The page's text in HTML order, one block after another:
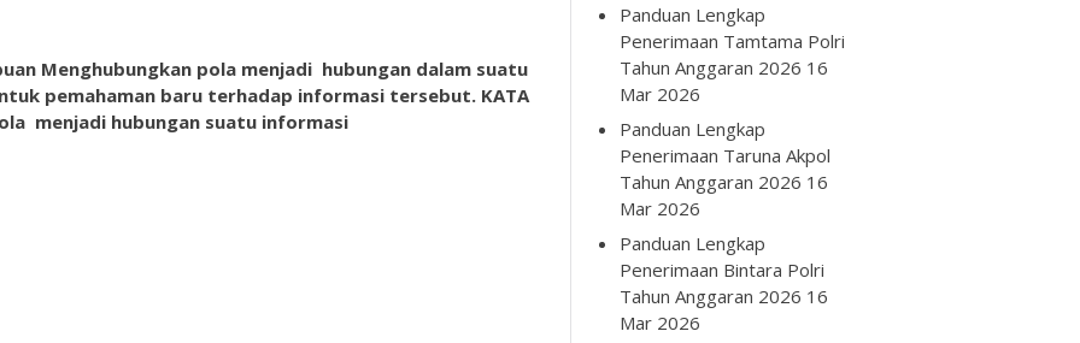
Menghubungkan pola menjadi hubungan dalam suatu
pemahaman baru terhadap informasi tersebut. KATA
menjadi hubungan suatu informasi
Panduan Lengkap
Penerimaan Tamtama Polri
Tahun Anggaran 2026 16
Mar 2026
Panduan Lengkap
Penerimaan Taruna Akpol
Tahun Anggaran 2026 16
Mar 2026
Panduan Lengkap
Penerimaan Bintara Polri
Tahun Anggaran 2026 16
Mar 2026